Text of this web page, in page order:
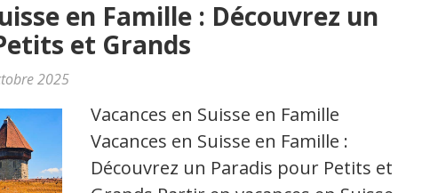
en Famille : Découvrez un
et Grands
2025
Vacances en Suisse en Famille
Vacances en Suisse en Famille :
Découvrez un Paradis pour Petits et